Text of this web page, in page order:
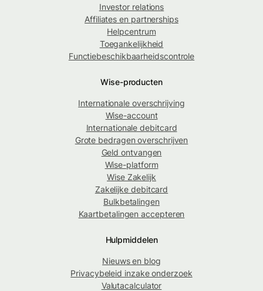
Investor relations
Affiliates en partnerships
Helpcentrum
Toegankelijkheid
Functiebeschikbaarheidscontrole
Wise-producten
Internationale overschrijving
Wise-account
Internationale debitcard
Grote bedragen overschrijven
Geld ontvangen
Wise-platform
Wise Zakelijk
Zakelijke debitcard
Bulkbetalingen
Kaartbetalingen accepteren
Hulpmiddelen
Nieuws en blog
Privacybeleid inzake onderzoek
Valutacalculator